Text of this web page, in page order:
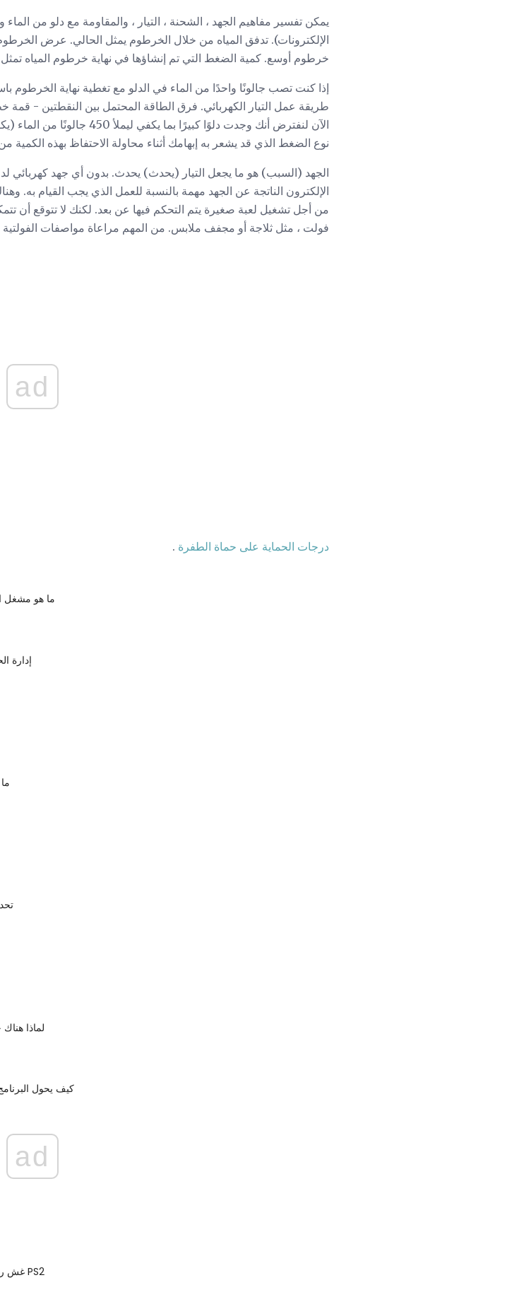
يمكن تفسير مفاهيم الجهد ، الشحنة ، التيار ، والمقاومة مع دلو من
الإلكترونات). تدفق المياه من خلال الخرطوم يمثل الحالي. عرض
خرطوم أوسع. كمية الضغط التي تم إنشاؤها في نهاية خرطوم المياه تمثل
إذا كنت تصب جالونًا واحدًا من الماء في الدلو مع تغطية نهاية الخرطوم
طريقة عمل التيار الكهربائي. فرق الطاقة المحتمل بين النقطتين -
نوع الضغط الذي قد يشعر به إبهامك أثناء محاولة الاحتفاظ بهذه الكمية
الجهد (السبب) هو ما يجعل التيار (يحدث) يحدث. بدون أي جهد كهربائي
فولت ، مثل ثلاجة أو مجفف ملابس. من المهم مراعاة مواصفات الفولتية
ad
درجات الحماية على حماة الطفرة .
ما هو مشغل
إدارة
لماذا
كيف يحول
ad
Dragon Ball Z Budokai 3 غش رموز وتلميحات ل PS2